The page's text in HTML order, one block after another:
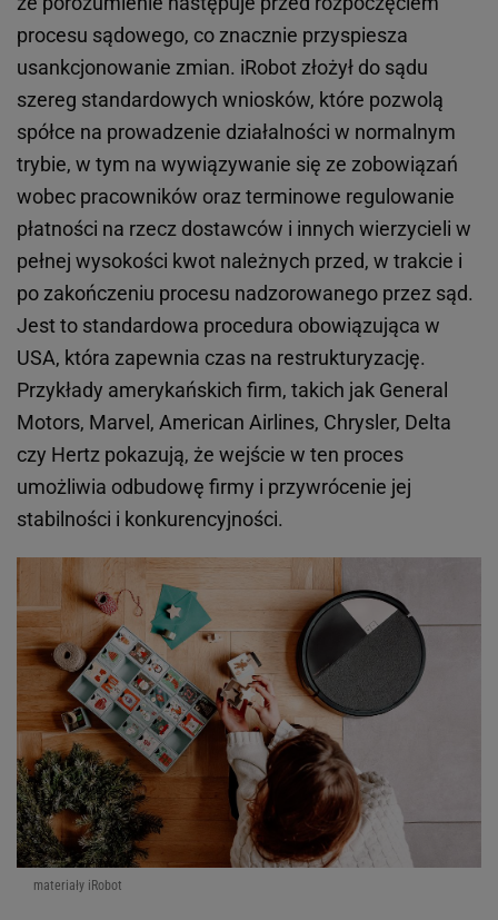
procesu sądowego, co znacznie przyspiesza
usankcjonowanie zmian. iRobot złożył do sądu
szereg standardowych wniosków, które pozwolą
spółce na prowadzenie działalności w normalnym
trybie, w tym na wywiązywanie się ze zobowiązań
wobec pracowników oraz terminowe regulowanie
płatności na rzecz dostawców i innych wierzycieli w
pełnej wysokości kwot należnych przed, w trakcie i
po zakończeniu procesu nadzorowanego przez sąd.
Jest to standardowa procedura obowiązująca w
USA, która zapewnia czas na restrukturyzację.
Przykłady amerykańskich firm, takich jak General
Motors, Marvel, American Airlines, Chrysler, Delta
czy Hertz pokazują, że wejście w ten proces
umożliwia odbudowę firmy i przywrócenie jej
stabilności i konkurencyjności.
materiały iRobot